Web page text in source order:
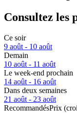
Consultez les
Ce soir
9 août - 10 août
Demain
10 août - 11 août
Le week-end prochain
14 août - 16 août
Dans deux semaines
21 août - 23 août
RecommandésPrix